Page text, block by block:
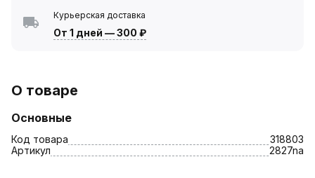
Курьерская доставка
От 1 дней —300 ₽
О товаре
Основные
Код товара
318803
Артикул
2827na